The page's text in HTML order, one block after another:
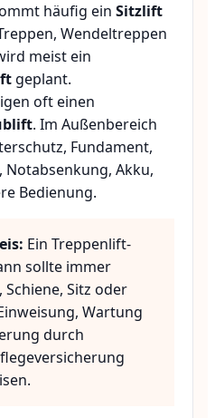
häufig ein Sitzlift
Wendeltreppen
meist ein
geplant.
oft einen
. Im Außenbereich
Fundament,
Akku,
Bedienung.
Ein Treppenlift-
sollte immer
Sitz oder
Wartung
durch